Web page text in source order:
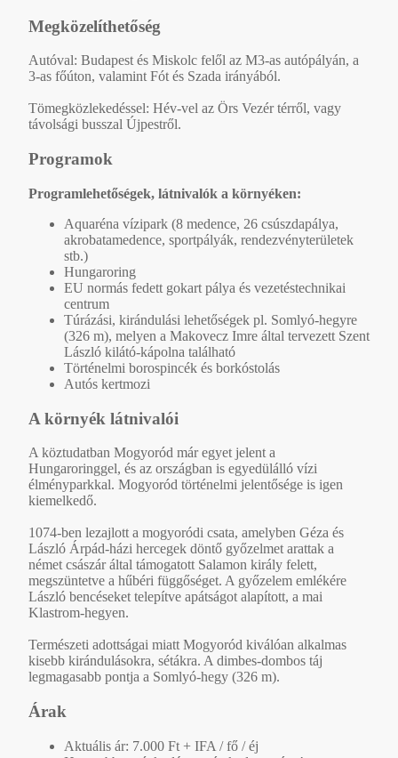
Megközelíthetőség
Autóval: Budapest és Miskolc felől az M3-as autópályán, a
3-as főúton, valamint Fót és Szada irányából.
Tömegközlekedéssel: Hév-vel az Örs Vezér térről, vagy
távolsági busszal Újpestről.
Programok
Programlehetőségek, látnivalók a környéken:
Aquaréna vízipark (8 medence, 26 csúszdapálya,
akrobatamedence, sportpályák, rendezvényterületek
stb.)
Hungaroring
EU normás fedett gokart pálya és vezetéstechnikai
centrum
Túrázási, kirándulási lehetőségek pl. Somlyó-hegyre
(326 m), melyen a Makovecz Imre által tervezett Szent
László kilátó-kápolna található
Történelmi borospincék és borkóstolás
Autós kertmozi
A környék látnivalói
A köztudatban Mogyoród már egyet jelent a
Hungaroringgel, és az országban is egyedülálló vízi
élményparkkal. Mogyoród történelmi jelentősége is igen
kiemelkedő.
1074-ben lezajlott a mogyoródi csata, amelyben Géza és
László Árpád-házi hercegek döntő győzelmet arattak a
német császár által támogatott Salamon király felett,
megszüntetve a hűbéri függőséget. A győzelem emlékére
László bencéseket telepítve apátságot alapított, a mai
Klastrom-hegyen.
Természeti adottságai miatt Mogyoród kiválóan alkalmas
kisebb kirándulásokra, sétákra. A dimbes-dombos táj
legmagasabb pontja a Somlyó-hegy (326 m).
Árak
Aktuális ár: 7.000 Ft + IFA / fő / éj